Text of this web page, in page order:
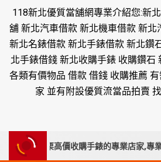
118新北優質當舖網專業介紹您:新
舖 新北汽車借款 新北機車借款 新
新北名錶借款 新北手錶借款 新北鑽
北手錶借錢 新北收購手錶 收購鑽石
各類有價物品 借款 借錢 收購推薦
家 並有附設優質流當品拍賣
苗栗高價收購手錶的專業店家,專業收購